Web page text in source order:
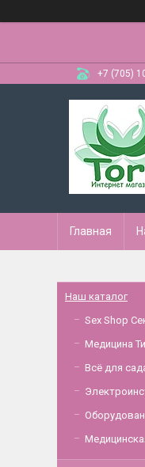
+7 (705)
Главная
Наш каталог
Sex Shop
Медицина
Всё для